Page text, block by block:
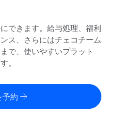
処理を手軽に
）
けずに実現
守して契約
検索する
できます。給与処理、福利
ス、さらにはチェコチーム
で、使いやすいプラット
。
予約